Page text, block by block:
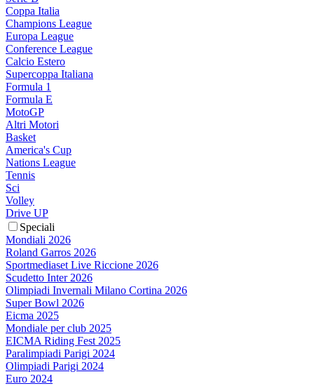
Coppa Italia
Champions League
Europa League
Conference League
Calcio Estero
Supercoppa Italiana
Formula 1
Formula E
MotoGP
Altri Motori
Basket
America's Cup
Nations League
Tennis
Sci
Volley
Drive UP
Speciali
Mondiali 2026
Roland Garros 2026
Sportmediaset Live Riccione 2026
Scudetto Inter 2026
Olimpiadi Invernali Milano Cortina 2026
Super Bowl 2026
Eicma 2025
Mondiale per club 2025
EICMA Riding Fest 2025
Paralimpiadi Parigi 2024
Olimpiadi Parigi 2024
Euro 2024